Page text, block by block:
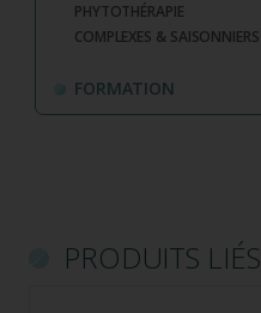
PHYTOTHÉRAPIE
COMPLEXES & SAISONNIERS
FORMATION
PRODUITS LIÉS